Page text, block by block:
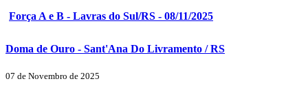
Força A e B - Lavras do Sul/RS - 08/11/2025
Doma de Ouro - Sant'Ana Do Livramento / RS
07 de Novembro de 2025